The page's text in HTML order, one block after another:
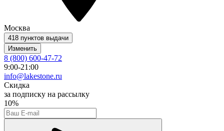
Москва
418 пунктов выдачи
Изменить
8 (800) 600-47-72
9:00-21:00
info@lakestone.ru
Скидка
за подписку на рассылку
10%